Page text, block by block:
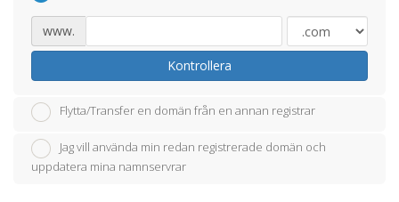
www.
Kontrollera
Flytta/Transfer en domän från en annan registrar
Jag vill använda min redan registrerade domän och
uppdatera mina namnservrar